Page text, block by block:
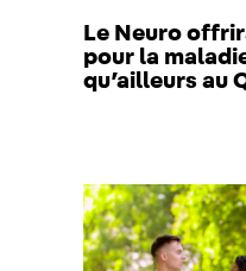
Le Neuro
pour la
qu’ailleurs au